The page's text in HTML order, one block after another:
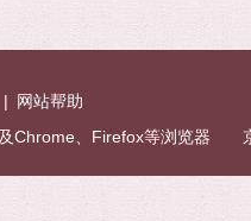
| 网站帮助
Chrome、Firefox等浏览器